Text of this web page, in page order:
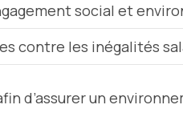
social et
contre les inégalités
d’assurer un